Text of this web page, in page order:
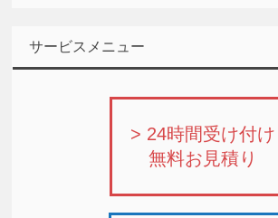
サービスメニュー
> 24時間受け付け
無料お見積り